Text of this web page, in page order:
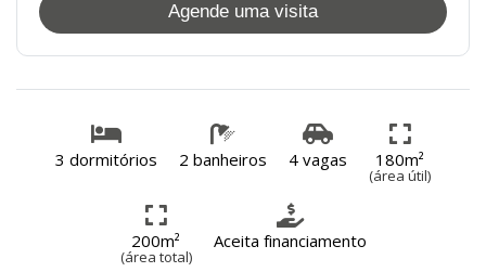
Agende uma visita
3 dormitórios 2 banheiros 4 vagas 180m²
(área útil)
200m²
(área total)
Aceita financiamento